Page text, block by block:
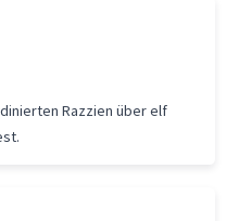
Razzien über elf